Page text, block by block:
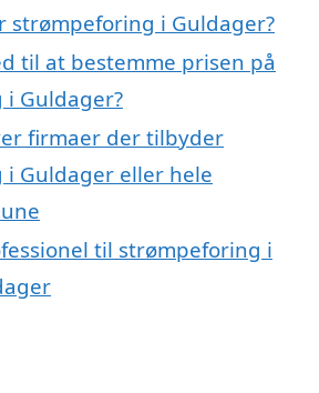
strømpeforing i Guldager?
til at bestemme prisen på
Guldager?
firmaer der tilbyder
Guldager eller hele
til strømpeforing i